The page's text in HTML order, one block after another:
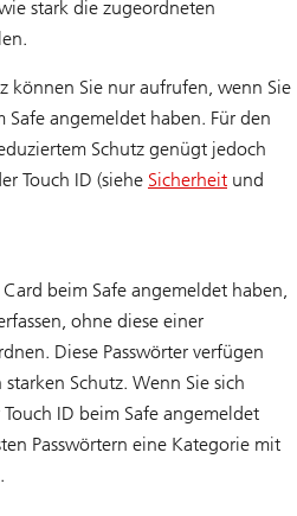
stark die zugeordneten
können Sie nur aufrufen, wenn Sie
Safe angemeldet haben. Für den
Schutz genügt jedoch
Touch ID (siehe Sicherheit und
beim Safe angemeldet haben,
ohne diese einer
Diese Passwörter verfügen
Schutz. Wenn Sie sich
ID beim Safe angemeldet
Passwörtern eine Kategorie mit